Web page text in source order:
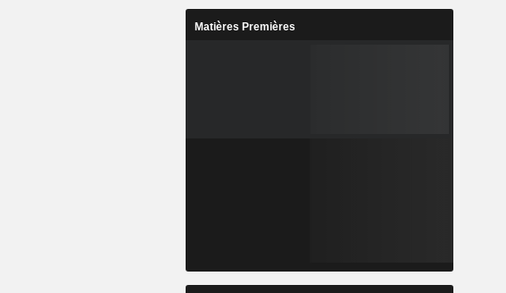
Matières Premières